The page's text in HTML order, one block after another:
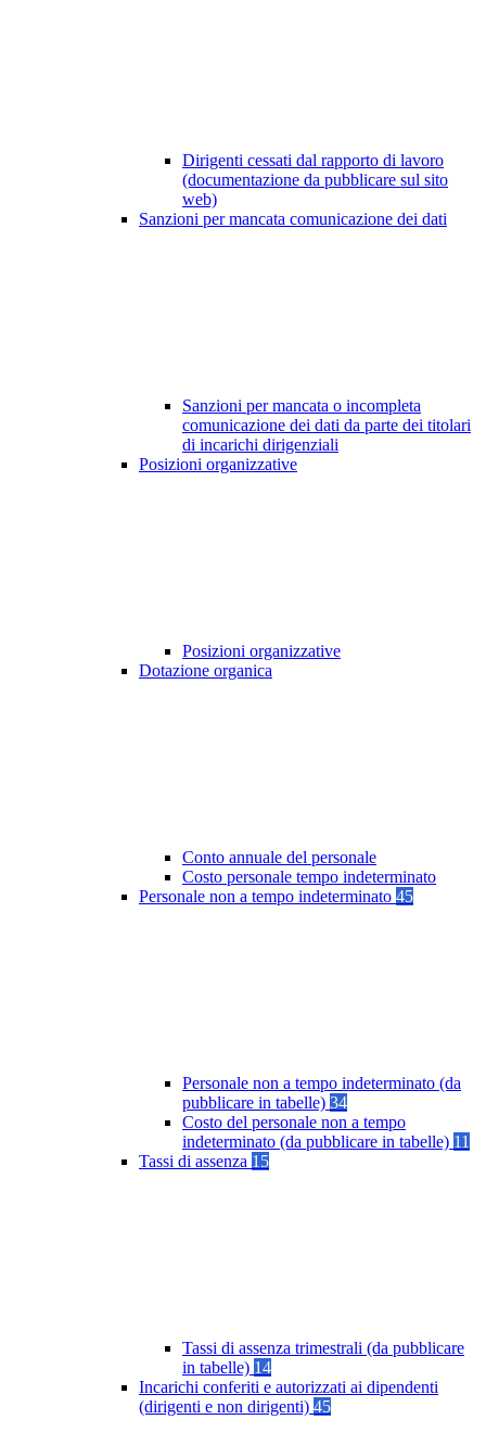
Dirigenti cessati dal rapporto di lavoro
(documentazione da pubblicare sul sito
web)
Sanzioni per mancata comunicazione dei dati
Sanzioni per mancata o incompleta
comunicazione dei dati da parte dei titolari
di incarichi dirigenziali
Posizioni organizzative
Posizioni organizzative
Dotazione organica
Conto annuale del personale
Costo personale tempo indeterminato
Personale non a tempo indeterminato 45
Personale non a tempo indeterminato (da
pubblicare in tabelle) 34
Costo del personale non a tempo
indeterminato (da pubblicare in tabelle) 11
Tassi di assenza 15
Tassi di assenza trimestrali (da pubblicare
in tabelle) 14
Incarichi conferiti e autorizzati ai dipendenti
(dirigenti e non dirigenti) 45